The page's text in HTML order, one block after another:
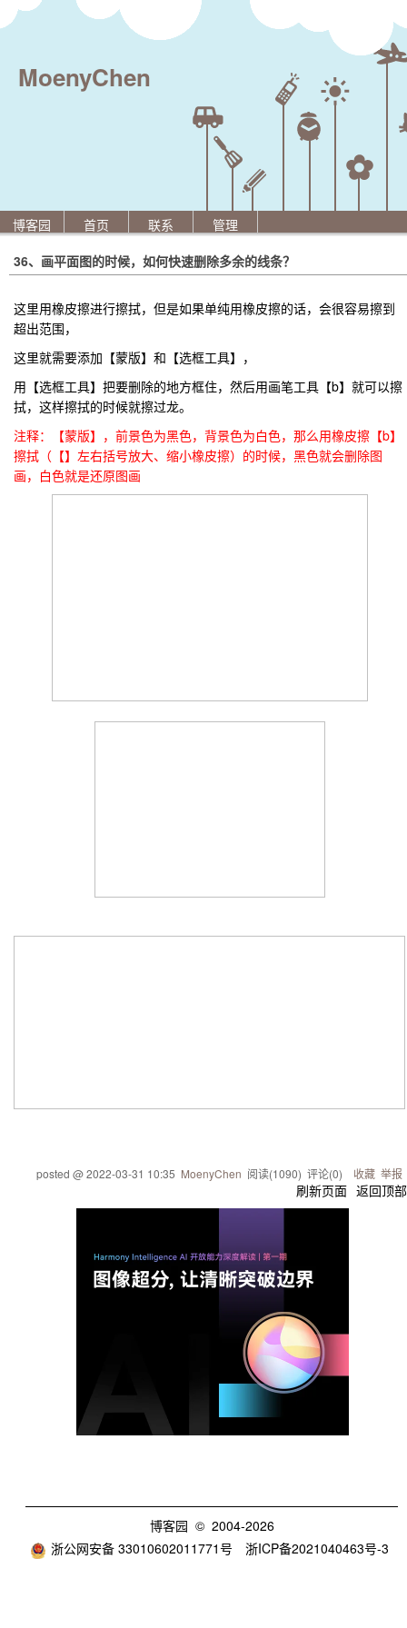
MoenyChen
博客园 首页 联系
管理
36、画平面图的时候，如何快速删除多余的线条？
这里用橡皮擦进行擦拭，但是如果单纯用橡皮擦的话，会很容易擦到
超出范围，
这里就需要添加【蒙版】和【选框工具】，
用【选框工具】把要删除的地方框住，然后用画笔工具【b】就可以擦
拭，这样擦拭的时候就擦过龙。
注释：【蒙版】，前景色为黑色，背景色为白色，那么用橡皮擦【b】
擦拭（【】左右括号放大、缩小橡皮擦）的时候，黑色就会删除图
画，白色就是还原图画
posted @2022-03-31 10:35 MoenyChen 阅读(1090) 评论(0) 收藏 举报
刷新页面 返回顶部
博客园 © 2004-2026
浙公网安备 33010602011771号
浙ICP备2021040463号-3